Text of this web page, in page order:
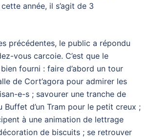
année, il s’agit de 3
précédentes, le public a répondu
vous carcoie. C’est que le
fourni : faire d’abord un tour
de Cort’agora pour admirer les
e-s ; savourer une tranche de
Buffet d’un Tram pour le petit creux ;
à une animation de lettrage
de biscuits ; se retrouver